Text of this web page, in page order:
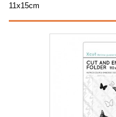
11x15cm